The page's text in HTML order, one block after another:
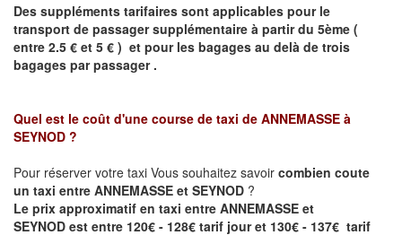
Des suppléments tarifaires sont applicables pour le
transport de passager supplémentaire à partir du 5ème (
entre 2.5 € et 5 € ) et pour les bagages au delà de trois
bagages par passager .
Quel est le coût d'une course de taxi de ANNEMASSE à
SEYNOD ?
Pour réserver votre taxi Vous souhaitez savoir combien coute
un taxi entre ANNEMASSE et SEYNOD ?
Le prix approximatif en taxi entre ANNEMASSE et
SEYNOD est entre 120€ - 128€ tarif jour et 130€ - 137€ tarif